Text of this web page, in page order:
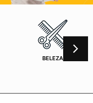
BELEZA